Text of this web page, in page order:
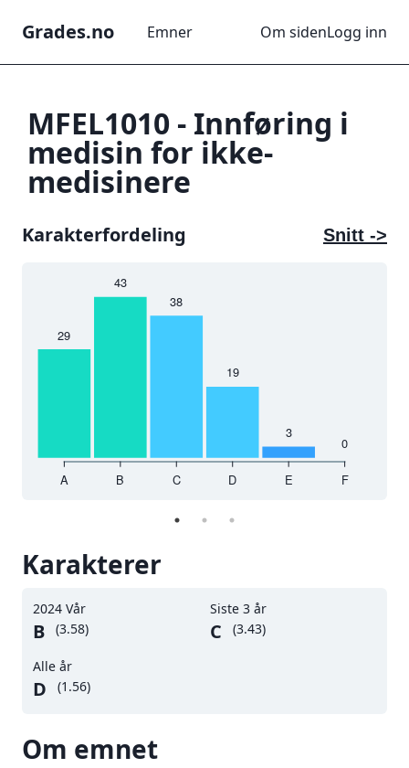
Grades.no Emner Om sidenLogg inn
MFEL1010 - Innføring i
medisin for ikke-
medisinere
Karakterfordeling Snitt ->
A B C D E F
29
43
38
19
3
0
Karakterer
2024 Vår
B (3.58)
Siste 3 år
C (3.43)
Alle år
D (1.56)
Om emnet